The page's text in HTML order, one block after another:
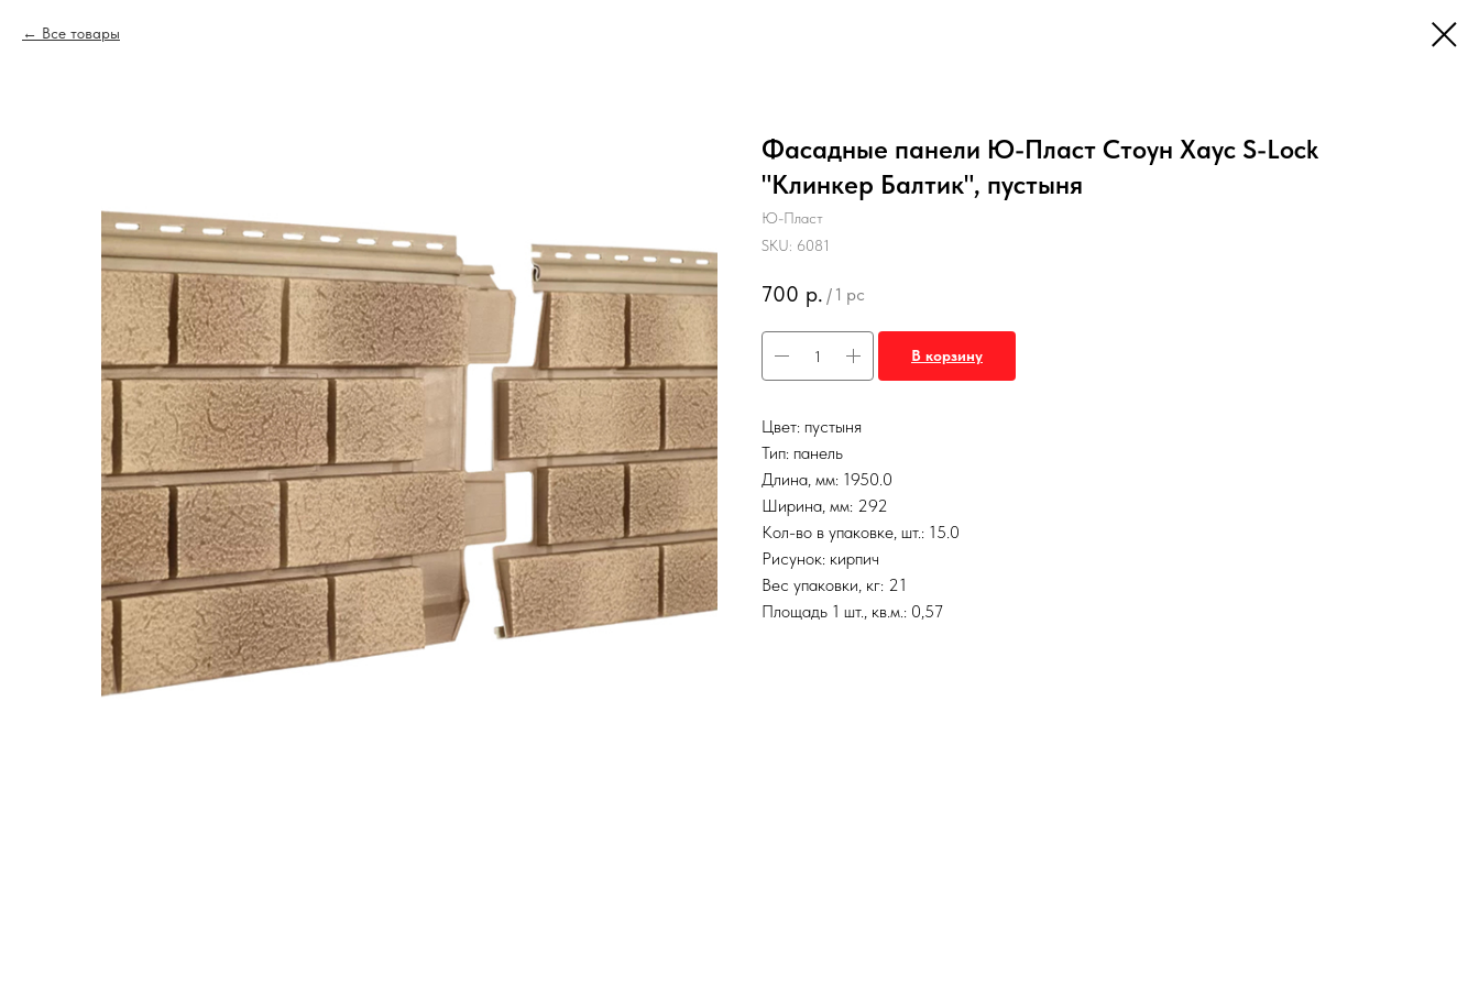
Все товары
Фасадные панели Ю-Пласт Стоун Хаус S-Lock
"Клинкер Балтик", пустыня
Ю-Пласт
SKU: 6081
700 р. / 1 pc
В корзину
Цвет: пустыня
Тип: панель
Длина, мм: 1950.0
Ширина, мм: 292
Кол-во в упаковке, шт.: 15.0
Рисунок: кирпич
Вес упаковки, кг: 21
Площадь 1 шт., кв.м.: 0,57